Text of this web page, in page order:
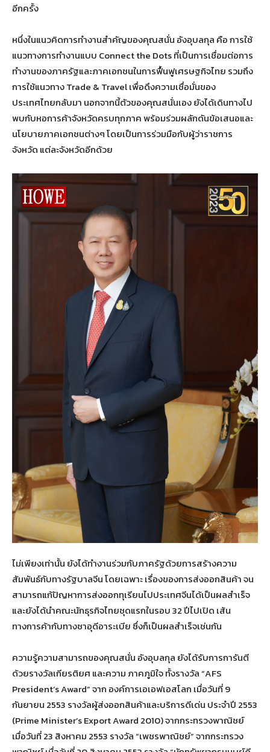
อีกครั้ง
หนึ่งในแนวคิดการทำงานสำคัญของคุณสนั่น อังอุบลกุล คือ การใช้
แนวทางการทำงานแบบ Connect the Dots ที่เป็นการเชื่อมต่อการ
ทำงานของภาครัฐและภาคเอกชนในการฟื้นฟูเศรษฐกิจไทย รวมถึง
การใช้แนวทาง Trade & Travel เพื่อดึงความเชื่อมั่นของ
ประเทศไทยกลับมา นอกจากนี้ตัวของคุณสนั่นเอง ยังได้เดินทางไป
พบกับหอการค้าจังหวัดครบทุกภาค พร้อมร่วมผลักดันข้อเสนอและ
นโยบายภาคเอกชนต่างๆ โดยเป็นการร่วมมือกับผู้ว่าราชการ
จังหวัด แต่ละจังหวัดอีกด้วย
ไม่เพียงเท่านั้น ยังได้ทำงานร่วมกับภาครัฐด้วยการสร้างความ
สัมพันธ์กับทางรัฐบาลจีน โดยเฉพาะ เรื่องของการส่งออกสินค้า จน
สามารถแก้ปัญหาการส่งออกทุเรียนไปประเทศจีนได้เป็นผลสำเร็จ
และยังได้นำคณะนักธุรกิจไทยชุดแรกในรอบ 32 ปีไปเปิด เส้น
ทางการค้ากับทางซาอุดีอาระเบีย ซึ่งก็เป็นผลสำเร็จเช่นกัน
ความรู้ความสามารถของคุณสนั่น อังอุบลกุล ยังได้รับการการันตี
ด้วยรางวัลเกียรติยศ และความ ภาคภูมิใจ ทั้งรางวัล “AFS
President’s Award” จาก องค์การเอเอฟเอสโลก เมื่อวันที่ 9
กันยายน 2553 รางวัลผู้ส่งออกสินค้าและบริการดีเด่น ประจำปี 2553
(Prime Minister’s Export Award 2010) จากกระทรวงพาณิชย์
เมื่อวันที่ 23 สิงหาคม 2553 รางวัล “เพชรพาณิชย์” จากกระทรวง